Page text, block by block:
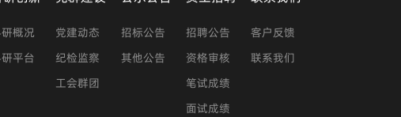
概况
平台
党建动态
纪检监察
工会群团
招标公告
其他公告
招聘公告
资格审核
笔试成绩
面试成绩
客户反馈
联系我们